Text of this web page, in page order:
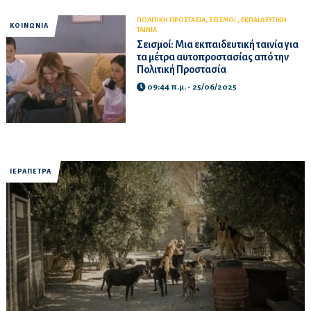
ΚΟΙΝΩΝΙΑ
ΠΟΛΙΤΙΚΗ ΠΡΟΣΤΑΣΙΑ, ΣΕΙΣΜΟΙ , ΕΚΠΑΙΔΕΥΤΙΚΗ
ΤΑΙΝΙΑ
Σεισμοί: Μια εκπαιδευτική ταινία για
τα μέτρα αυτοπροστασίας από την
Πολιτική Προστασία
09:44 π.μ. - 25/06/2025
ΙΕΡΑΠΕΤΡΑ